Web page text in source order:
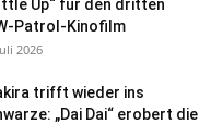
Up“ für den dritten
Patrol-Kinofilm
2026
trifft wieder ins
„Dai Dai“ erobert die